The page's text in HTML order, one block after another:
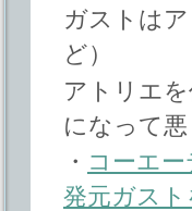
ガストは
ど）
アトリエ
になって
・ コーエ
発元ガス